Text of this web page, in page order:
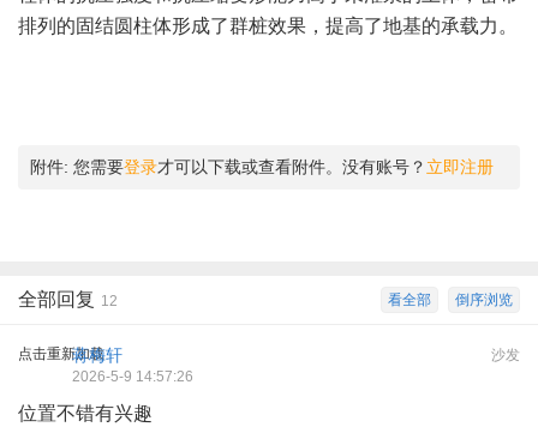
排列的固结圆柱体形成了群桩效果，提高了地基的承载力。
附件: 您需要登录才可以下载或查看附件。没有账号？ 立即注册
倒序浏览
看全部
全部回复 12
点击重新加载 沙发
蒋梅轩
2026-5-9 14:57:26
位置不错有兴趣